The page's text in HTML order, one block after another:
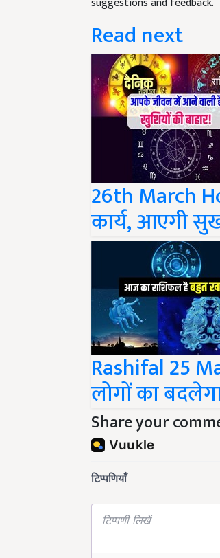
Read next
26th March
कार्य, आएगी
Rashifal 25
लोगों का
Share your